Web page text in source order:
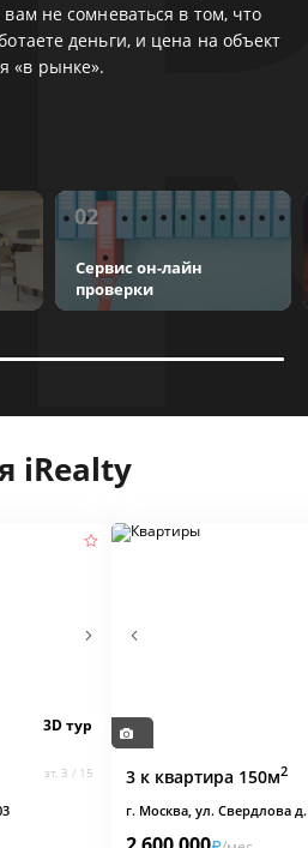
не сомневаться в том, что
деньги, и цена на объект
«в рынке».
Сервис он-лайн
проверки
02
iRealty
3D тур
3 / 15 3 к квартира 150м2
г. Москва, ул. Свердлова д.